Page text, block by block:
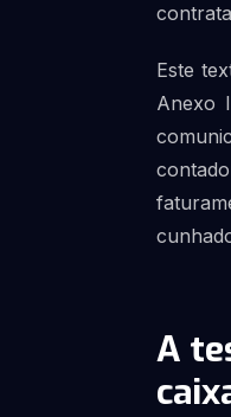
Este
Anexo
A